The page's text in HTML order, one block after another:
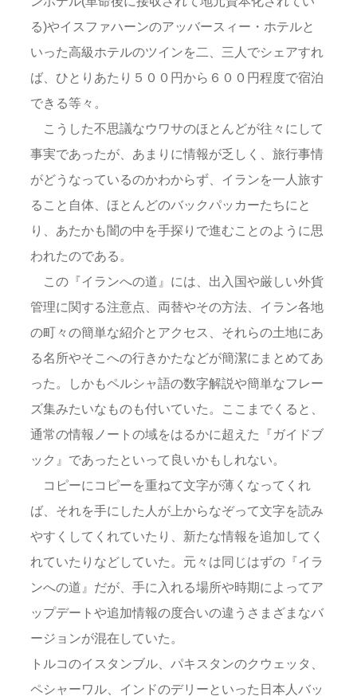
る)やイスファハーンのアッバースィー・ホテルと
いった高級ホテルのツインを二、三人でシェアすれ
ば、ひとりあたり５００円から６００円程度で宿泊
できる等々。
こうした不思議なウワサのほとんどが往々にして
事実であったが、あまりに情報が乏しく、旅行事情
がどうなっているのかわからず、イランを一人旅す
ること自体、ほとんどのバックパッカーたちにと
り、あたかも闇の中を手探りで進むことのように思
われたのである。
この『イランへの道』には、出入国や厳しい外貨
管理に関する注意点、両替やその方法、イラン各地
の町々の簡単な紹介とアクセス、それらの土地にあ
る名所やそこへの行きかたなどが簡潔にまとめてあ
った。しかもペルシャ語の数字解説や簡単なフレー
ズ集みたいなものも付いていた。ここまでくると、
通常の情報ノートの域をはるかに超えた『ガイドブ
ック』であったといって良いかもしれない。
コピーにコピーを重ねて文字が薄くなってくれ
ば、それを手にした人が上からなぞって文字を読み
やすくしてくれていたり、新たな情報を追加してく
れていたりなどしていた。元々は同じはずの『イラ
ンへの道』だが、手に入れる場所や時期によってア
ップデートや追加情報の度合いの違うさまざまなバ
ージョンが混在していた。
トルコのイスタンブル、パキスタンのクウェッタ、
ペシャーワル、インドのデリーといった日本人バッ